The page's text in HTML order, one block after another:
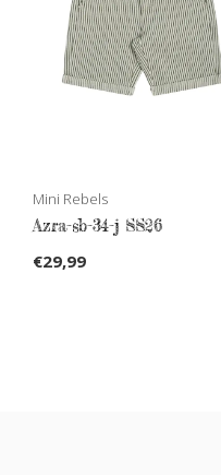
Mini Rebels
Azra-sb-34-j SS26
€29,99